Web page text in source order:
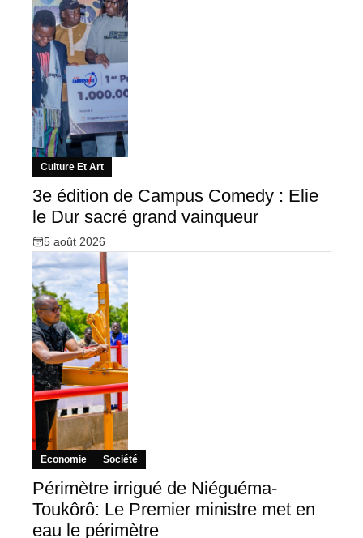
Culture Et Art
3e édition de Campus Comedy : Elie
le Dur sacré grand vainqueur
5 août 2026
Economie Société
Périmètre irrigué de Niéguéma-
Toukôrô: Le Premier ministre met en
eau le périmètre